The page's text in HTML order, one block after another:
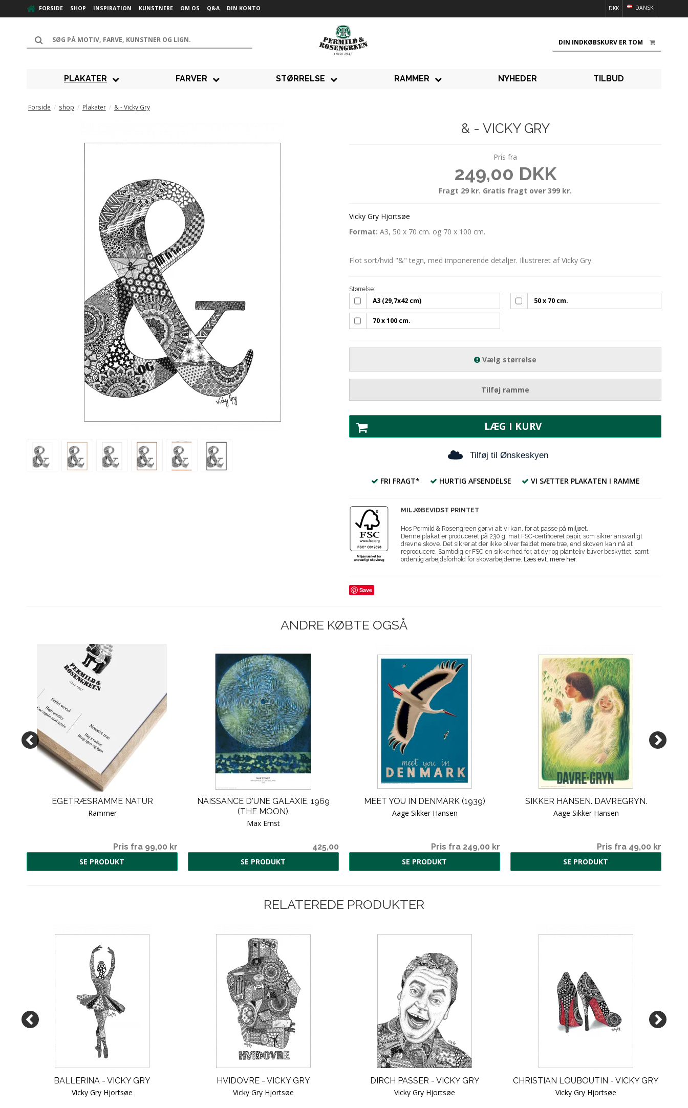
FORSIDE SHOP INSPIRATION KUNSTNERE OM OS Q&A DIN KONTO DANSK
DKK
DIN INDKØBSKURV ER TOM
PLAKATER FARVER STØRRELSE RAMMER NYHEDER TILBUD
Forside / shop / Plakater / & - Vicky Gry
& - VICKY GRY
Pris fra
249,00 DKK
Fragt 29 kr. Gratis fragt over 399 kr.
Vicky Gry Hjortsøe
Format: A3, 50 x 70 cm. og 70 x 100 cm.
Flot sort/hvid "&" tegn, med imponerende detaljer. Illustreret af Vicky Gry.
Størrelse:
A3 (29,7x42 cm) 50 x 70 cm.
70 x 100 cm.
Vælg størrelse
Tilføj ramme
LÆG I KURV
Tilføj til Ønskeskyen
FRI FRAGT* HURTIG AFSENDELSE VI SÆTTER PLAKATEN I RAMME
MILJØBEVIDST PRINTET
Hos Permild & Rosengreen gør vi alt vi kan, for at passe på miljøet.
Denne plakat er produceret på 230 g. mat FSC-certificeret papir, som sikrer ansvarligt
drevne skove. Det sikrer at der ikke bliver fældet mere træ, end skoven kan nå at
reproducere. Samtidig er FSC en sikkerhed for, at dyr og planteliv bliver beskyttet, samt
ordenlig arbejdsforhold for skovarbejderne. Læs evt. mere her.
Save
ANDRE KØBTE OGSÅ
EGETRÆSRAMME NATUR
Rammer
Pris fra 99,00 kr
SE PRODUKT
NAISSANCE D'UNE GALAXIE, 1969
(THE MOON).
Max Ernst
425,00
SE PRODUKT
MEET YOU IN DENMARK (1939)
Aage Sikker Hansen
Pris fra 249,00 kr
SE PRODUKT
SIKKER HANSEN. DAVREGRYN.
Aage Sikker Hansen
Pris fra 49,00 kr
SE PRODUKT
RELATEREDE PRODUKTER
BALLERINA - VICKY GRY
Vicky Gry Hjortsøe
HVIDOVRE - VICKY GRY
Vicky Gry Hjortsøe
DIRCH PASSER - VICKY GRY
Vicky Gry Hjortsøe
CHRISTIAN LOUBOUTIN - VICKY GRY
Vicky Gry Hjortsøe